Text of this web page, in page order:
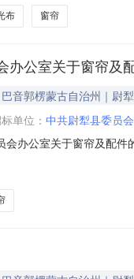
布 窗帘
办公室关于窗帘及
音郭楞蒙古自治州｜尉
单位： 中共尉犁县委员
会办公室关于窗帘及配
项目联系人:孙艳飞